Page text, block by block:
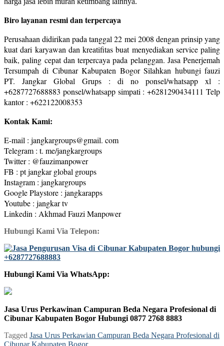
Biro layanan resmi dan terpercaya
Perusahaan didirikan pada tanggal 22 mei 2008 dengan prinsip yang
kuat dari karyawan dan kreatifitas buat menyediakan service paling
baik, paling cepat dan terpercaya pada pelanggan. Jasa Penerjemah
Tersumpah di Cibunar Kabupaten Bogor Silahkan hubungi fauzi
PT. Jangkar Global Grups : di no ponsel/whatsapp xl :
+6287727688883 ponsel/whatsapp simpati : +6281290434111 Telp
kantor : +622122008353
Kontak Kami:
E-mail : jangkargroups@gmail. com
Telegram : t. me/jangkargroups
Twitter : @fauzimanpower
FB : pt jangkar global groups
Instagram : jangkargroups
Google Playstore : jangkarapps
Youtube : jangkar tv
Linkedin : Akhmad Fauzi Manpower
Hubungi Kami Via Telepon:
Hubungi Kami Via WhatsApp:
Jasa Urus Perkawinan Campuran Beda Negara Profesional di
Cibunar Kabupaten Bogor Hubungi 0877 2768 8883
Tagged Jasa Urus Perkawian Campuran Beda Negara Profesional di
Cibunar Kabupaten Bogor